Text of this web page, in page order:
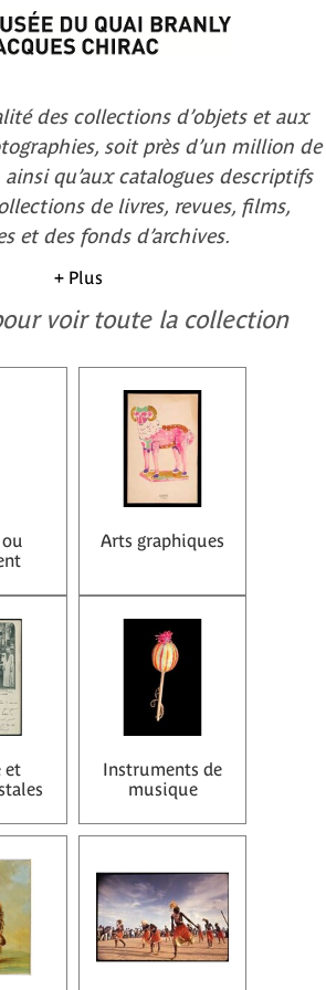
des collections d’objets et aux
soit près d’un million de
qu’aux catalogues descriptifs
de livres, revues, films,
et des fonds d’archives.
+ Plus
voir toute la collection
Arts graphiques
et
Instruments de
musique